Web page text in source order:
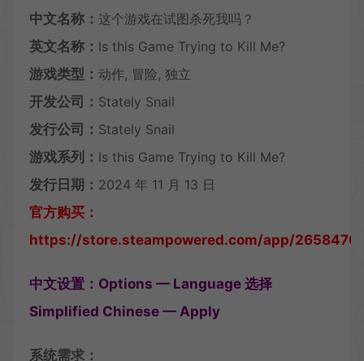
中文名称： 这个游戏在试图杀死我吗？
英文名称： Is this Game Trying to Kill Me?
游戏类型： 动作, 冒险, 独立
开发公司： Stately Snail
发行公司： Stately Snail
游戏系列： Is this Game Trying to Kill Me?
发行日期： 2024 年 11 月 13 日
官方购买：
https://store.steampowered.com/app/2658470/
中文设置：Options — Language 选择
Simplified Chinese — Apply
系统需求：